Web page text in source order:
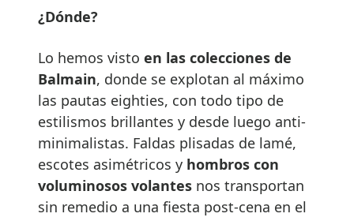
¿Dónde?
Lo hemos visto en las colecciones de
Balmain, donde se explotan al máximo
las pautas eighties, con todo tipo de
estilismos brillantes y desde luego anti-
minimalistas. Faldas plisadas de lamé,
escotes asimétricos y hombros con
voluminosos volantes nos transportan
sin remedio a una fiesta post-cena en el